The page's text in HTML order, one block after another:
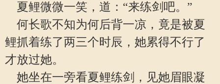
夏鲤微微一笑，道：“来练剑吧。”
何长歌不知为何后背一凉，竟是被夏
鲤抓着练了两三个时辰，她累得不行了
才放过她。
她坐在一旁看夏鲤练剑，见她眉眼凝